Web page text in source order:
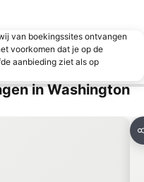
van boekingssites ontvangen
voorkomen dat je op de
aanbieding ziet als op
in Washington